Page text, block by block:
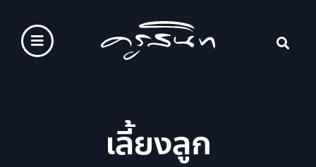
เลี้ยงลูก